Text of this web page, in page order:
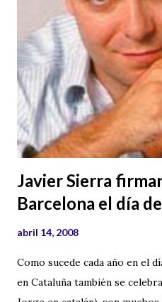
Javier Sierra
Barcelona el día
abril 14, 2008
Como sucede cada año en el
en Cataluña también se